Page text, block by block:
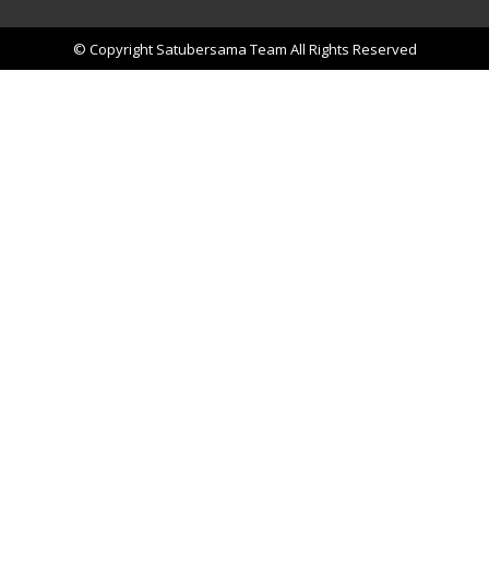
© Copyright Satubersama Team All Rights Reserved